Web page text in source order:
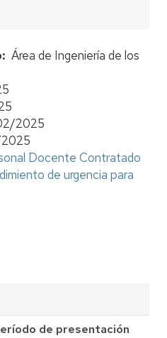
Área de Ingeniería de los
2025
Docente Contratado
de urgencia para
de presentación